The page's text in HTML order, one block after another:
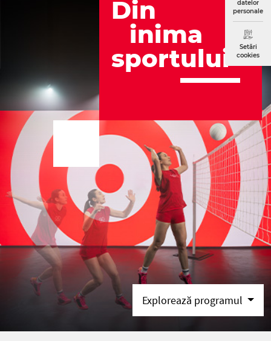
datelor
personale
Setări
cookies
Din
inima
sportului
Explorează programul